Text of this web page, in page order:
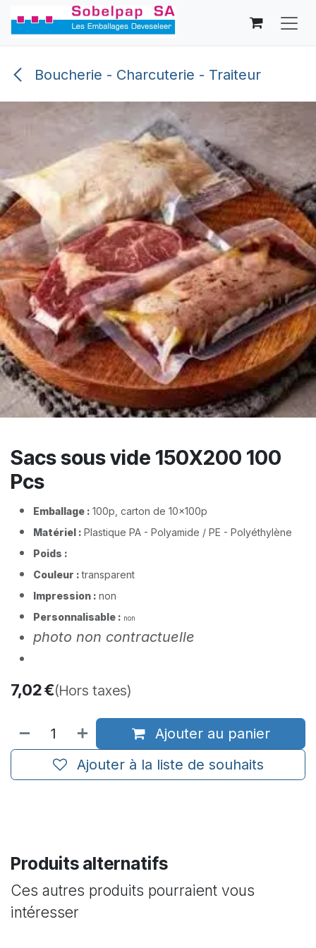
Se rendre au contenu
Boucherie - Charcuterie - Traiteur
Sacs sous vide 150X200 100
Pcs
Emballage : 100p, carton de 10x100p​
Matériel : Plastique PA - Polyamide / PE - Polyéthylène
Poids :
Couleur :transparent
Impression : non
Personnalisable : non
photo non contractuelle
7,02€(Hors taxes)
Ajouter au panier
Ajouter à la liste de souhaits
Produits alternatifs
Ces autres produits pourraient vous
intéresser